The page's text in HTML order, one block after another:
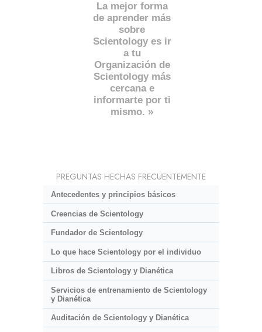
La mejor forma
de aprender más
sobre
Scientology es ir
a tu
Organización de
Scientology más
cercana e
informarte por ti
mismo. »
PREGUNTAS HECHAS FRECUENTEMENTE
Antecedentes y principios básicos
Creencias de Scientology
Fundador de Scientology
Lo que hace Scientology por el individuo
Libros de Scientology y Dianética
Servicios de entrenamiento de Scientology
y Dianética
Auditación de Scientology y Dianética